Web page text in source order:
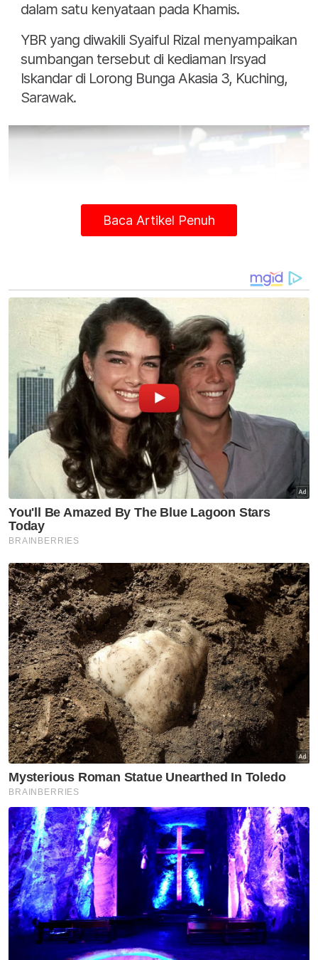
dalam satu kenyataan pada Khamis.
YBR yang diwakili Syaiful Rizal menyampaikan
sumbangan tersebut di kediaman Irsyad
Iskandar di Lorong Bunga Akasia 3, Kuching,
Sarawak.
Irsyad Iskandar
Jumlah kos perubatan keseluruhan Irsyad
Iskandar dianggarkan sebanyak RM150,000.
Dalam pada itu, Mastuyah menjelaskan
anaknya itu aktif bermain badminton sejak
berumur sembilan tahun dan telah
menyertai pertandingan mewakili Sarawak
dalam pelbagai kejohanan badminton.
Menurutnya, Irsyad Iskandar terpaksa
berhenti bermain badminton pada tahun lalu
akibat penyakit tersebut walaupun telah
memasang impian untuk menyertai Akademi
Badminton Malaysia.
"Namun, Irsyad langsung tidak patah
semangat untuk kembali beraksi pada suatu
hari nanti jika penyakit yang dihidapi sembuh
demi ingin meneruskan minat dalam sukan
badminton sehingga ke peringkat
antarabangsa," katanya.
Beliau turut memaklumkan anak bongsunya
Baca Artikel Penuh